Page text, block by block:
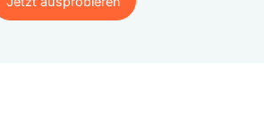
Jetzt ausprobieren